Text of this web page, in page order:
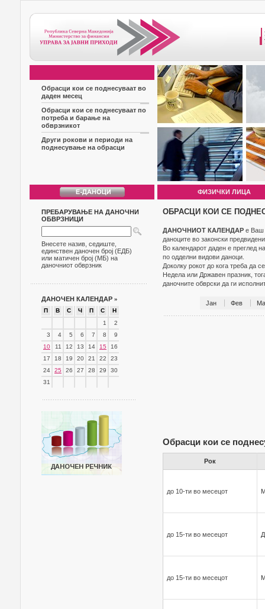
Обрасци кои се поднесуваат во
даден месец
Обрасци кои се поднесуваат по
потреба и барање на
обврзникот
Други рокови и периоди на
поднесување на обрасци
ФИЗИЧКИ ЛИЦА
ПРЕБАРУВАЊЕ НА ДАНОЧНИ
ОБВРЗНИЦИ
Внесете назив, седиште,
единствен даночен број (ЕДБ)
или матичен број (МБ) на
даночниот обврзник
ДАНОЧЕН КАЛЕНДАР »
П В С Ч П С
Н
1
2
3
4 5 6 7 8
9
10
11 12 13 14 15
16
17
18 19 20 21 22
23
24
25 26 27 28 29
30
31
ОБРАСЦИ КОИ СЕ
ДАНОЧНИОТ КАЛЕНДАР е Ваш
даноците во законски
Во календарот даден е преглед
по одделни видови даноци.
Доколку рокот до кога треба да
Недела или Државен празник,
даночните обврски да ги
Јан Фев
Обрасци кои се
Рок
до 10-ти во месецот
до 15-ти во месецот
до 15-ти во месецот